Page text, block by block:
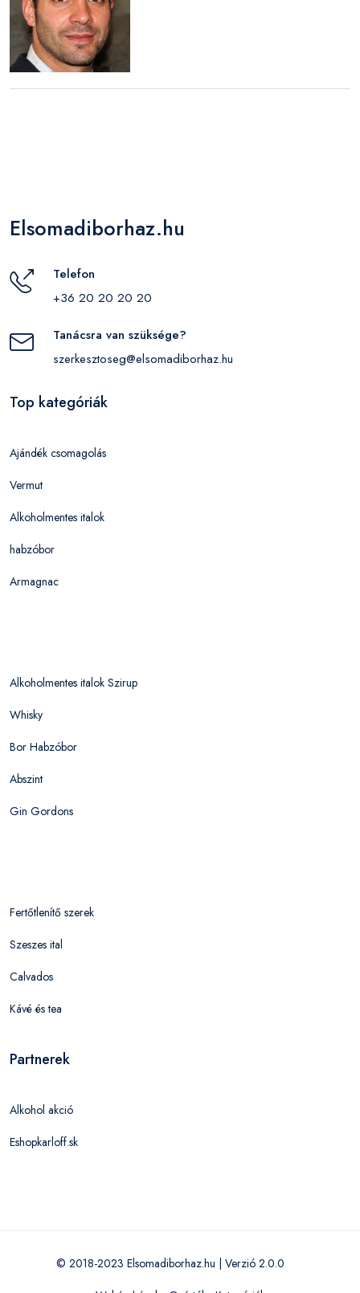
Elsomadiborhaz.hu
Telefon
+36 20 20 20 20
Tanácsra van szüksége?
szerkesztoseg@elsomadiborhaz.hu
Top kategóriák
Ajándék csomagolás
Vermut
Alkoholmentes italok
habzóbor
Armagnac
Alkoholmentes italok Szirup
Whisky
Bor Habzóbor
Abszint
Gin Gordons
Fertőtlenítő szerek
Szeszes ital
Calvados
Kávé és tea
Partnerek
Alkohol akció
Eshopkarloff.sk
© 2018-2023 Elsomadiborhaz.hu | Verzió 2.0.0